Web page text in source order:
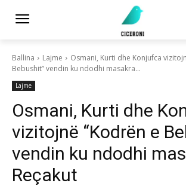
Ballina Lajme
Osmani, Kurti dhe Konjufca
Bebushit” vendin ku ndodhi masakra...
Lajme
Osmani, Kurti dhe
vizitojnë “Kodrën e
vendin ku ndodhi
Reçakut